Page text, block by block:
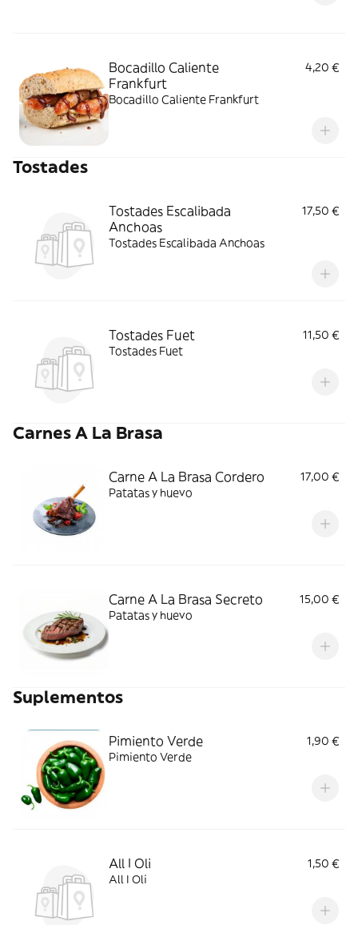
Bocadillo Caliente
Frankfurt
4,20 €
Bocadillo Caliente Frankfurt
Tostades
Tostades Escalibada
Anchoas
17,50 €
Tostades Escalibada Anchoas
Tostades Fuet
11,50 €
Tostades Fuet
Carnes A La Brasa
Carne A La Brasa Cordero
17,00 €
Patatas y huevo
Carne A La Brasa Secreto
15,00 €
Patatas y huevo
Suplementos
Pimiento Verde
1,90 €
Pimiento Verde
All I Oli
1,50 €
All I Oli